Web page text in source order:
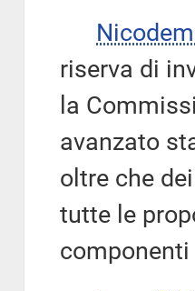
riserva di
la
avanzato
oltre che
tutte le